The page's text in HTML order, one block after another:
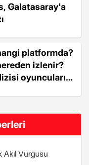
Galatasaray'a
platformda?
izlenir?
oyuncuları
Akıl Vurgusu